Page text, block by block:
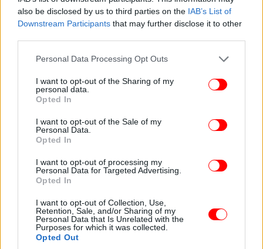
also be disclosed by us to third parties on the IAB’s List of
Downstream Participants that may further disclose it to other
Please note that this website/app uses one or more Google
not limited to your visit or usage behaviour. You may click to
grant or deny consent to Google and its third-party tags to
use your data for below specified purposes in below Google
consent section.
Personal Data Processing Opt Outs
I want to opt-out of the Sharing of my
personal data.
Opted In
I want to opt-out of the Sale of my
Personal Data.
Opted In
I want to opt-out of processing my
Personal Data for Targeted Advertising.
Opted In
I want to opt-out of Collection, Use,
Retention, Sale, and/or Sharing of my
Personal Data that Is Unrelated with the
Purposes for which it was collected.
Opted Out
μικροκλίματα αλλά και να ενθαρρύνει την
κοινωνική ζωή».
Έμφαση στους χώρους πρασίνου